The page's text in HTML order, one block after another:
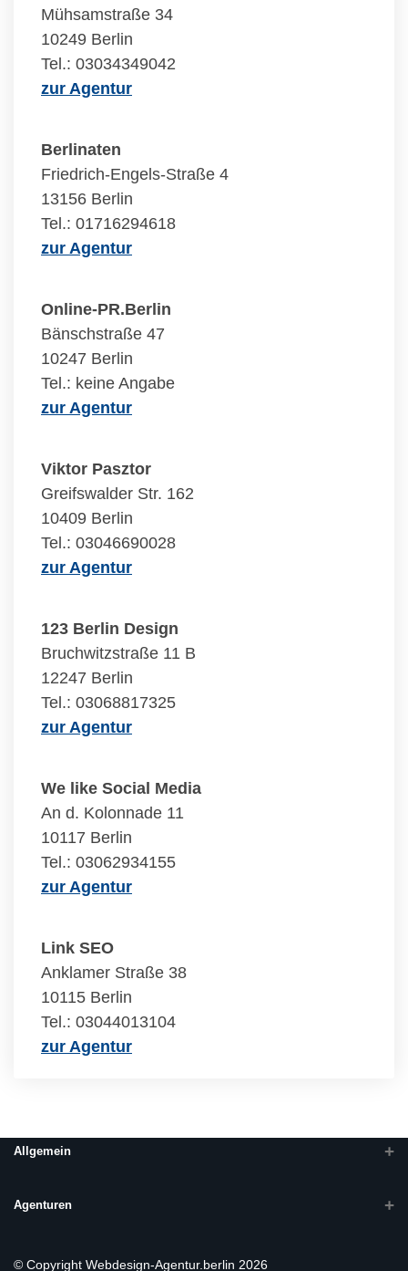
Mühsamstraße 34
10249 Berlin
Tel.: 03034349042
zur Agentur
Berlinaten
Friedrich-Engels-Straße 4
13156 Berlin
Tel.: 01716294618
zur Agentur
Online-PR.Berlin
Bänschstraße 47
10247 Berlin
Tel.: keine Angabe
zur Agentur
Viktor Pasztor
Greifswalder Str. 162
10409 Berlin
Tel.: 03046690028
zur Agentur
123 Berlin Design
Bruchwitzstraße 11 B
12247 Berlin
Tel.: 03068817325
zur Agentur
We like Social Media
An d. Kolonnade 11
10117 Berlin
Tel.: 03062934155
zur Agentur
Link SEO
Anklamer Straße 38
10115 Berlin
Tel.: 03044013104
zur Agentur
Allgemein
Agenturen
© Copyright Webdesign-Agentur.berlin 2026